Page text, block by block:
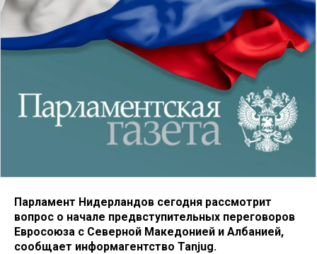
Парламент Нидерландов сегодня рассмотрит
вопрос о начале предвступительных переговоров
Евросоюза с Северной Македонией и Албанией,
сообщает информагентство Tanjug.